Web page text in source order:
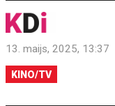
13. maijs, 2025, 13:37
KINO/TV